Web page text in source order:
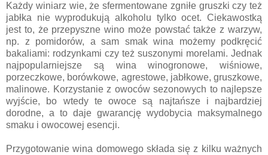
Każdy winiarz wie, że sfermentowane zgniłe gruszki czy też
jabłka nie wyprodukują alkoholu tylko ocet. Ciekawostką
jest to, że przepyszne wino może powstać także z warzyw,
np. z pomidorów, a sam smak wina możemy podkręcić
bakaliami: rodzynkami czy też suszonymi morelami. Jednak
najpopularniejsze są wina winogronowe, wiśniowe,
porzeczkowe, borówkowe, agrestowe, jabłkowe, gruszkowe,
malinowe. Korzystanie z owoców sezonowych to najlepsze
wyjście, bo wtedy te owoce są najtańsze i najbardziej
dorodne, a to daje gwarancję wydobycia maksymalnego
smaku i owocowej esencji.
Przygotowanie wina domowego składa się z kilku ważnych